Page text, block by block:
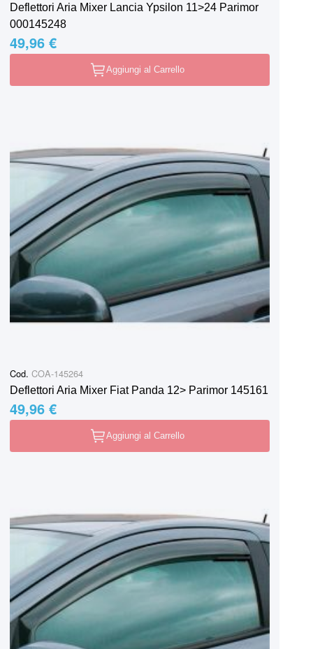
Deflettori Aria Mixer Lancia Ypsilon 11>24 Parimor
000145248
49,96 €
Aggiungi al Carrello
Cod. COA-145264
Deflettori Aria Mixer Fiat Panda 12> Parimor 145161
49,96 €
Aggiungi al Carrello